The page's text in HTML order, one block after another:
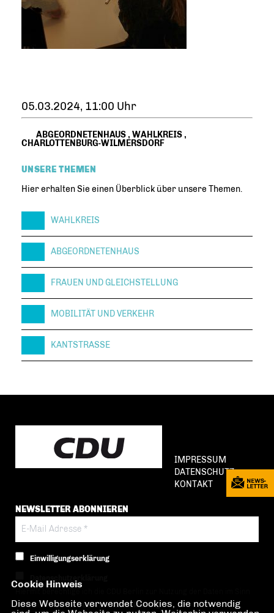
05.03.2024, 11:00 Uhr
ABGEORDNETENHAUS, WAHLKREIS,
CHARLOTTENBURG-WILMERSDORF
UNSERE THEMEN
Hier erhalten Sie einen Überblick über unsere Themen.
WAHLKREIS
ABGEORDNETENHAUS
FRAUEN UND GLEICHSTELLUNG
MOBILITÄT UND VERKEHR
KANTSTRASSE
IMPRESSUM
DATENSCHUTZ
KONTAKT
NEWSLETTER ABONNIEREN
Einwilligungserklärung
der nachfolgenden Datenschutzerklärung.*
Cookie Hinweis
Diese Webseite verwendet Cookies, die notwendig